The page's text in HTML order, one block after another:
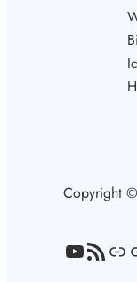
Copyright
YouTube
RSS-Feed